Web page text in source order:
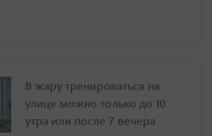
В жару тренироваться на
улице можно только до 10
утра или после 7 вечера